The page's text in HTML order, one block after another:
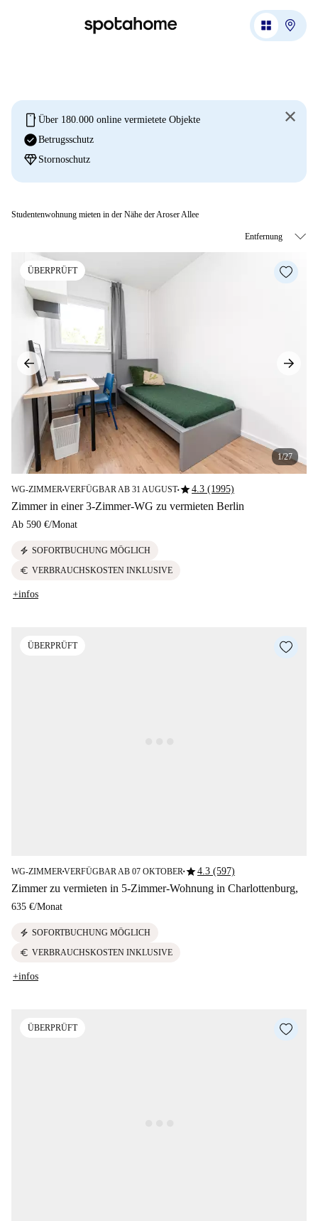
mobile Über 180.000 online vermietete Objekte
check_circleBetrugsschutz
diamond Stornoschutz
Studentenwohnung mieten in der Nähe der Aroser Allee
ÜBERPRÜFT
1/27
WG-ZIMMER■VERFÜGBAR AB 31 AUGUST■star4.3 (1995)
Zimmer in einer 3-Zimmer-WG zu vermieten Berlin
Ab 590 €/Monat
electric_bolt SOFORTBUCHUNG MÖGLICH
euro VERBRAUCHSKOSTEN INKLUSIVE
+infos
ÜBERPRÜFT
WG-ZIMMER ■VERFÜGBAR AB 07 OKTOBER ■star4.3 (597)
Zimmer zu vermieten in 5-Zimmer-Wohnung in Charlottenburg,
635 €/Monat
electric_bolt SOFORTBUCHUNG MÖGLICH
euro VERBRAUCHSKOSTEN INKLUSIVE
+infos
ÜBERPRÜFT